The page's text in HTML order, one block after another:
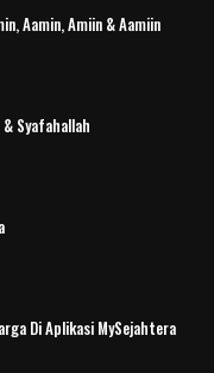
Aamin, Amiin & Aamiin
Syafahallah
Di Aplikasi MySejahtera